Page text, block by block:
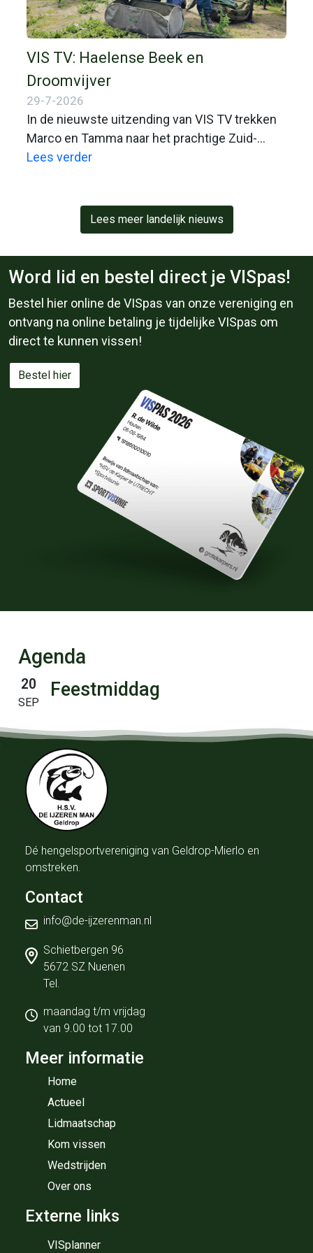
VIS TV: Haelense Beek en
Droomvijver
29-7-2026
In de nieuwste uitzending van VIS TV trekken
Marco en Tamma naar het prachtige Zuid-
Limburg. Daar beleven ze een zeer gevarieerde
Lees verder
Lees meer landelijk nieuws
Word lid en bestel direct je VISpas!
Bestel hier online de VISpas van onze vereniging en
ontvang na online betaling je tijdelijke VISpas om
direct te kunnen vissen!
Bestel hier
Agenda
20
SEP
Feestmiddag
Dé hengelsportvereniging van Geldrop-Mierlo en
omstreken.
Contact
info@de-ijzerenman.nl
Schietbergen 96
5672 SZ Nuenen
Tel.
maandag t/m vrijdag
van 9.00 tot 17.00
Meer informatie
Home
Actueel
Lidmaatschap
Kom vissen
Wedstrijden
Over ons
Externe links
VISplanner